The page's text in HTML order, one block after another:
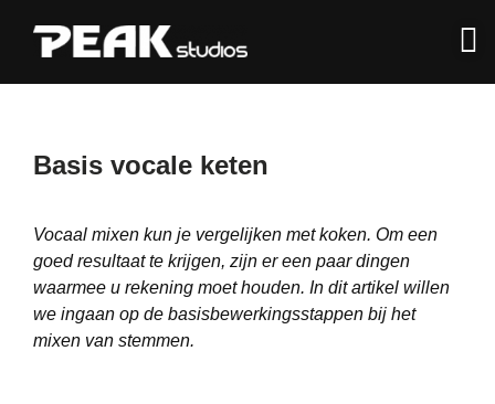
Basis vocale keten
Vocaal mixen kun je vergelijken met koken. Om een ​​
goed resultaat te krijgen, zijn er een paar dingen
waarmee u rekening moet houden. In dit artikel willen
we ingaan op de basisbewerkingsstappen bij het
mixen van stemmen.